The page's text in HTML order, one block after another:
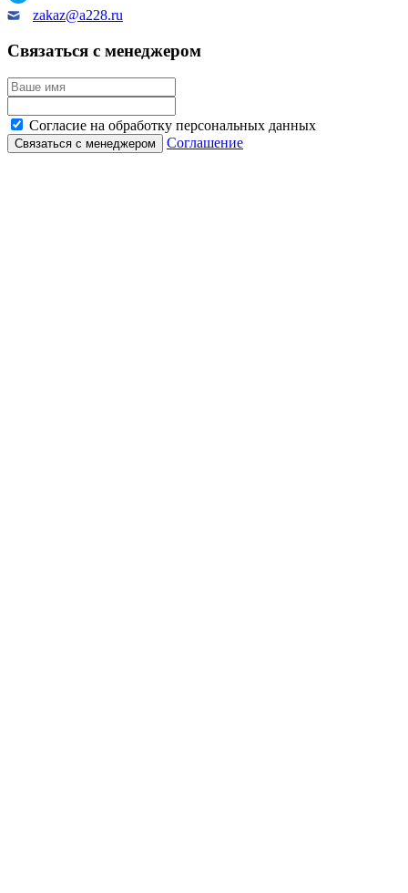
zakaz@a228.ru
Связаться с менеджером
Согласие на обработку персональных данных
Соглашение